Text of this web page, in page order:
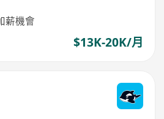
薪機會
$13K-20K/月